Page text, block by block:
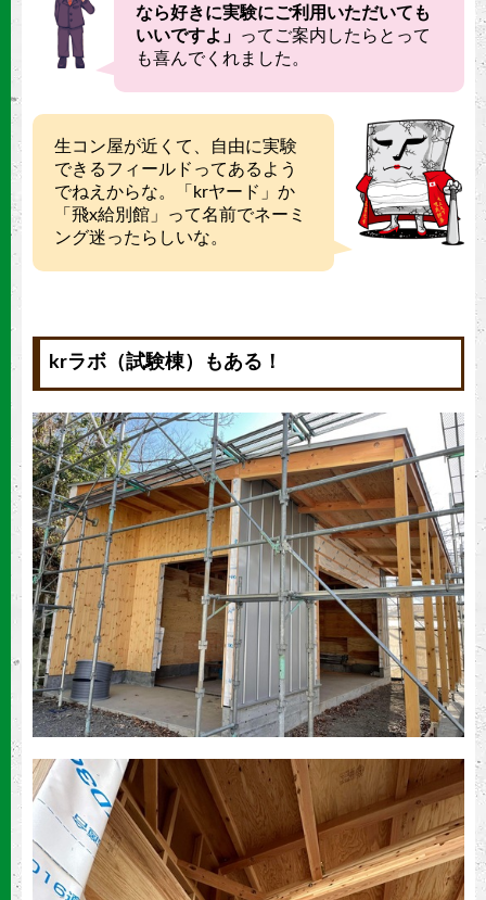
なら好きに実験にご利用いただいても
いいですよ」
ってご案内したらとって
も喜んでくれました。
生コン屋が近くて、自由に実験
できるフィールドってあるよう
でねえからな。「krヤード」か
「飛x給別館」って名前でネーミ
ング迷ったらしいな。
krラボ（試験棟）もある！